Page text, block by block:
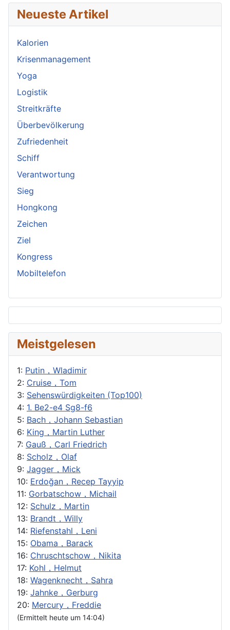
Neueste Artikel
Kalorien
Krisenmanagement
Yoga
Logistik
Streitkräfte
Überbevölkerung
Zufriedenheit
Schiff
Verantwortung
Sieg
Hongkong
Zeichen
Ziel
Kongress
Mobiltelefon
Meistgelesen
1: Putin，Wladimir
2: Cruise，Tom
3: Sehenswürdigkeiten (Top100)
4: 1. Be2-e4 Sg8-f6
5: Bach，Johann Sebastian
6: King，Martin Luther
7: Gauß，Carl Friedrich
8: Scholz，Olaf
9: Jagger，Mick
10: Erdoğan，Recep Tayyip
11: Gorbatschow，Michail
12: Schulz，Martin
13: Brandt，Willy
14: Riefenstahl，Leni
15: Obama，Barack
16: Chruschtschow，Nikita
17: Kohl，Helmut
18: Wagenknecht，Sahra
19: Jahnke，Gerburg
20: Mercury，Freddie
(Ermittelt heute um 14:04)